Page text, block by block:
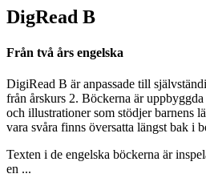
DigRead B
Från två års engelska
DigiRead B är anpassade till
från årskurs 2. Böckerna är
och illustrationer som stödjer barnens
vara svåra finns översatta längst bak i
Texten i de engelska böckerna är
en ...